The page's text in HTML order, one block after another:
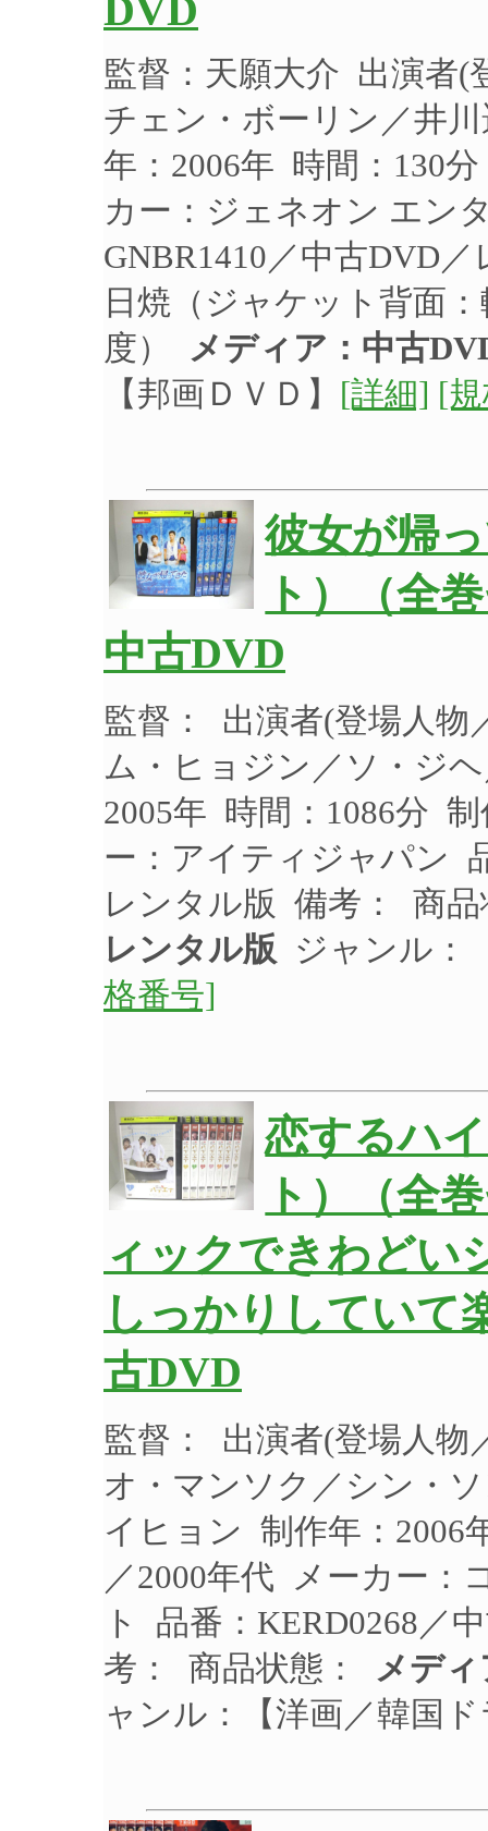
DVD
監督：天願大介 出演者(
チェン・ボーリン／井
年：2006年 時間：130
カー：ジェネオン エン
GNBR1410／中古DVD
日焼（ジャケット背面
度）
メディア：中古
【邦画ＤＶＤ】 [詳細] [
彼女が帰
ト）（全
中古DVD
監督： 出演者(登場人物
ム・ヒョジン／ソ・ジ
2005年 時間：1086分
ー：アイティジャパン
レンタル版 備考： 商品
レンタル版 ジャンル：
格番号]
恋するハ
ト）（全
ィックできわどい
しっかりしていて
古DVD
監督： 出演者(登場人物
オ・マンソク／シン・
イヒョン 制作年：2006
／2000年代 メーカー：
ト 品番：KERD0268／
考： 商品状態：
メデ
ャンル：【洋画／韓国